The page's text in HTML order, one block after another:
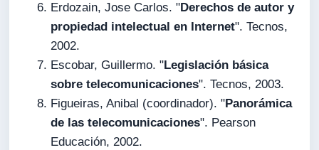
Erdozain, Jose Carlos. "Derechos de autor y
propiedad intelectual en Internet". Tecnos,
2002.
Escobar, Guillermo. "Legislación básica
sobre telecomunicaciones". Tecnos, 2003.
Figueiras, Anibal (coordinador). "Panorámica
de las telecomunicaciones". Pearson
Educación, 2002.